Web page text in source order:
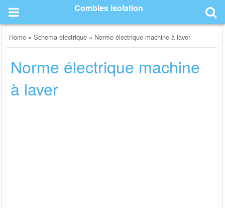
content
Combles isolation
Home »Schema electrique » Norme électrique machine à laver
Norme électrique machine
à laver